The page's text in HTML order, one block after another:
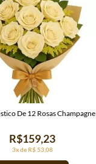
3x de R$ 53,08
R$159,23
De 12 Rosas Champagne